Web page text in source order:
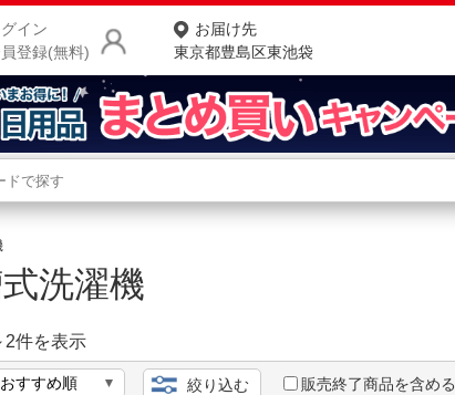
イン
登録(無料)
お届け先
東京都豊島区東池袋
カテゴリ一覧からさがす
洗濯機
2件を表示
絞り込む 販売終了商品を含める